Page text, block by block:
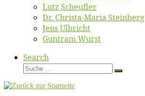
Lutz Scheuf­ler
Dr. Chris­­ta-Ma­ria Steinberg
Jens Ulb­richt
Gun­tram Wurst
Search
Suche
Suche